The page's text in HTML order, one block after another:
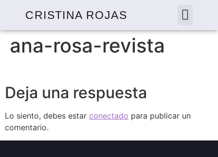
CRISTINA ROJAS
ana-rosa-revista
Deja una respuesta
Lo siento, debes estar conectado para publicar un
comentario.